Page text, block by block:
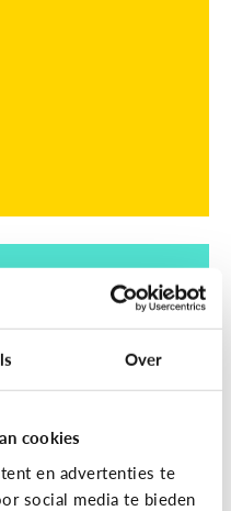
Over
cookies
en advertenties te
social media te bieden